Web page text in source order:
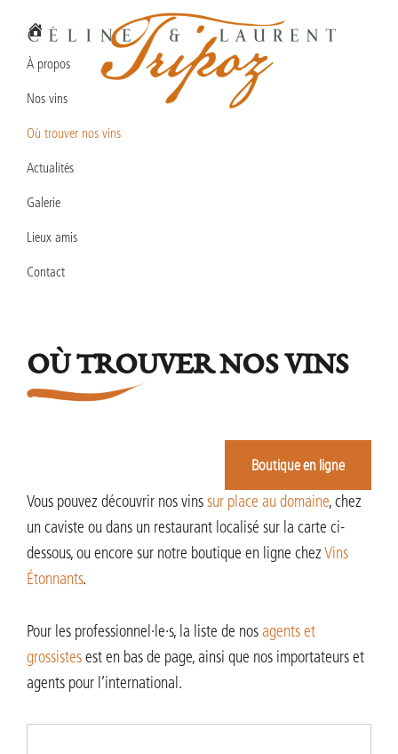
navigation
contenu
principal
Céline
Laurent
biodynamie
en
À propos
Nos vins
Où trouver nos vins
Actualités
Galerie
Lieux amis
Contact
OÙ TROUVER NOS VINS
Boutique en ligne
Vous pouvez découvrir nos vins sur place au domaine, chez
un caviste ou dans un restaurant localisé sur la carte ci-
dessous, ou encore sur notre boutique en ligne chezVins
Étonnants.
Pour les professionnel·le·s, la liste de nos agents et
grossistes est en bas de page, ainsi que nos importateurs et
agents pour l’international.